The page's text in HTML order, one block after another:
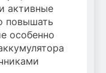
активные
повышать
особенно